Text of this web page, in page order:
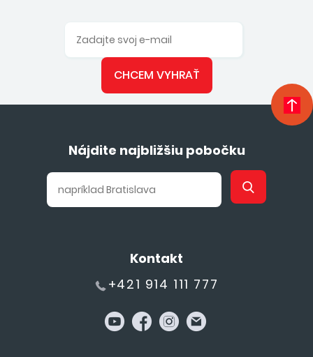
CHCEM VYHRAŤ
Nájdite najbližšiu pobočku
Kontakt
+421 914 111 777